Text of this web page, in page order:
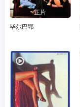
正片
毕尔巴鄂